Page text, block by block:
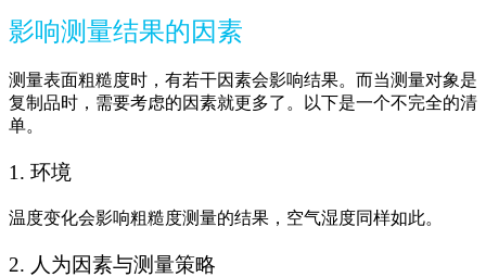
影响测量结果的因素
测量表面粗糙度时，有若干因素会影响结果。而当测量对象是
复制品时，需要考虑的因素就更多了。以下是一个不完全的清
单。
1. 环境
温度变化会影响粗糙度测量的结果，空气湿度同样如此。
2. 人为因素与测量策略